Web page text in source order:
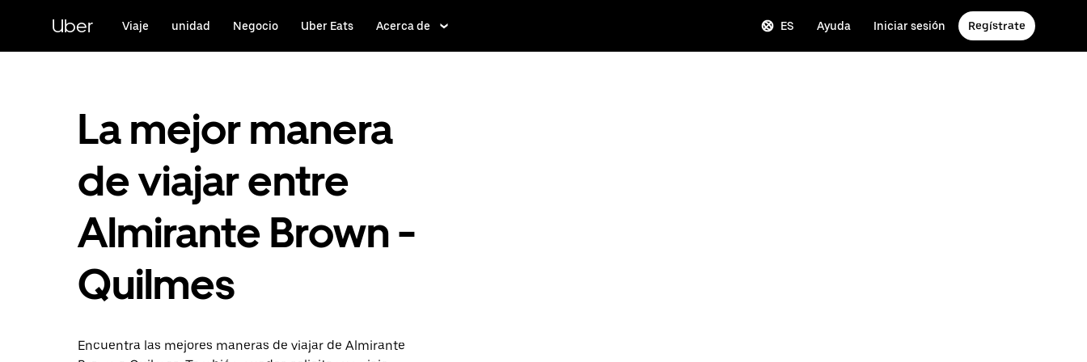
contenido
principal
Uber Viaje unidad Negocio Uber Eats Acerca de ES Ayuda Iniciar sesión Regístrate
La mejor manera
de viajar entre
Almirante Brown -
Quilmes
Encuentra las mejores maneras de viajar de Almirante